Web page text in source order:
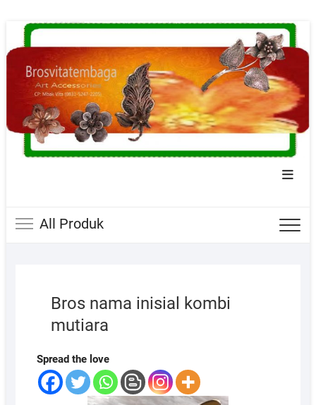
Skip
to
content
All Produk
Bros nama inisial kombi
mutiara
Spread the love